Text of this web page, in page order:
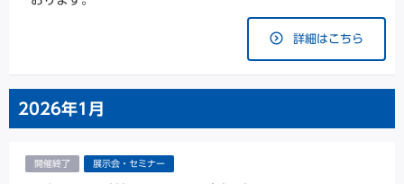
詳細はこちら
2026年1月
開催終了 展示会・セミナー